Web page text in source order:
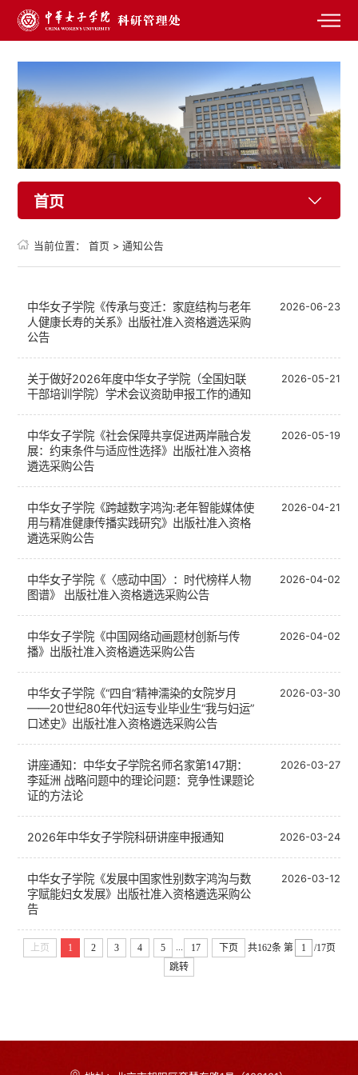
首页
当前位置：首页 >通知公告
中华女子学院《传承与变迁：家庭结构与老年
人健康长寿的关系》出版社准入资格遴选采购
公告
2026-06-23
关于做好2026年度中华女子学院（全国妇联
干部培训学院）学术会议资助申报工作的通知
2026-05-21
中华女子学院《社会保障共享促进两岸融合发
展：约束条件与适应性选择》出版社准入资格
遴选采购公告
2026-05-19
中华女子学院《跨越数字鸿沟:老年智能媒体使
用与精准健康传播实践研究》出版社准入资格
遴选采购公告
2026-04-21
中华女子学院《〈感动中国〉：时代榜样人物
图谱》 出版社准入资格遴选采购公告
2026-04-02
中华女子学院《中国网络动画题材创新与传
播》出版社准入资格遴选采购公告
2026-04-02
中华女子学院《“四自”精神濡染的女院岁月
——20世纪80年代妇运专业毕业生“我与妇运”
口述史》出版社准入资格遴选采购公告
2026-03-30
讲座通知：中华女子学院名师名家第147期：
李延洲 战略问题中的理论问题：竞争性课题论
证的方法论
2026-03-27
2026年中华女子学院科研讲座申报通知 2026-03-24
中华女子学院《发展中国家性别数字鸿沟与数
字赋能妇女发展》出版社准入资格遴选采购公
告
2026-03-12
上页 1 2 3 4 5 ... 17 下页 共162条 第
/17页
跳转